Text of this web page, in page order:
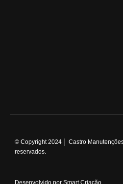
© Copyright 2024 │ Castro
reservados.
Desenvolvido por Smart Criação